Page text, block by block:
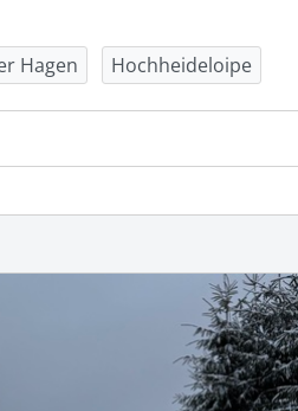
Hagen Hochheideloipe